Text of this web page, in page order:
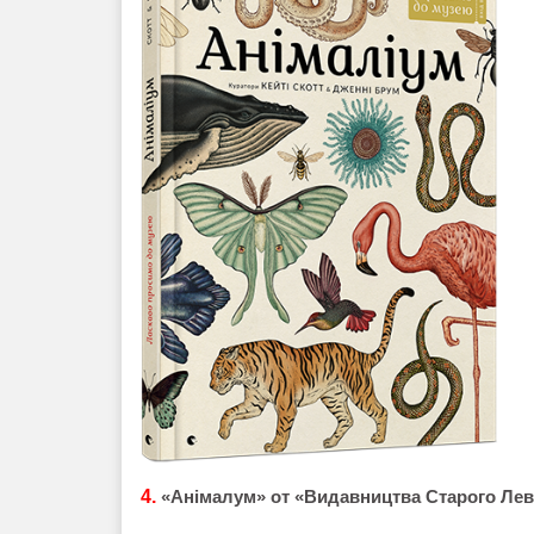
4. «Анімалум» от «Видавництва Старого